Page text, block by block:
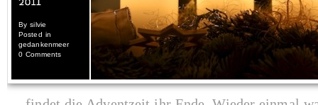
Bysilvie
Posted in
gedankenmeer
0 Comments